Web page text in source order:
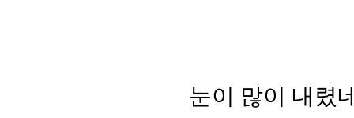
눈이 많이 내렸